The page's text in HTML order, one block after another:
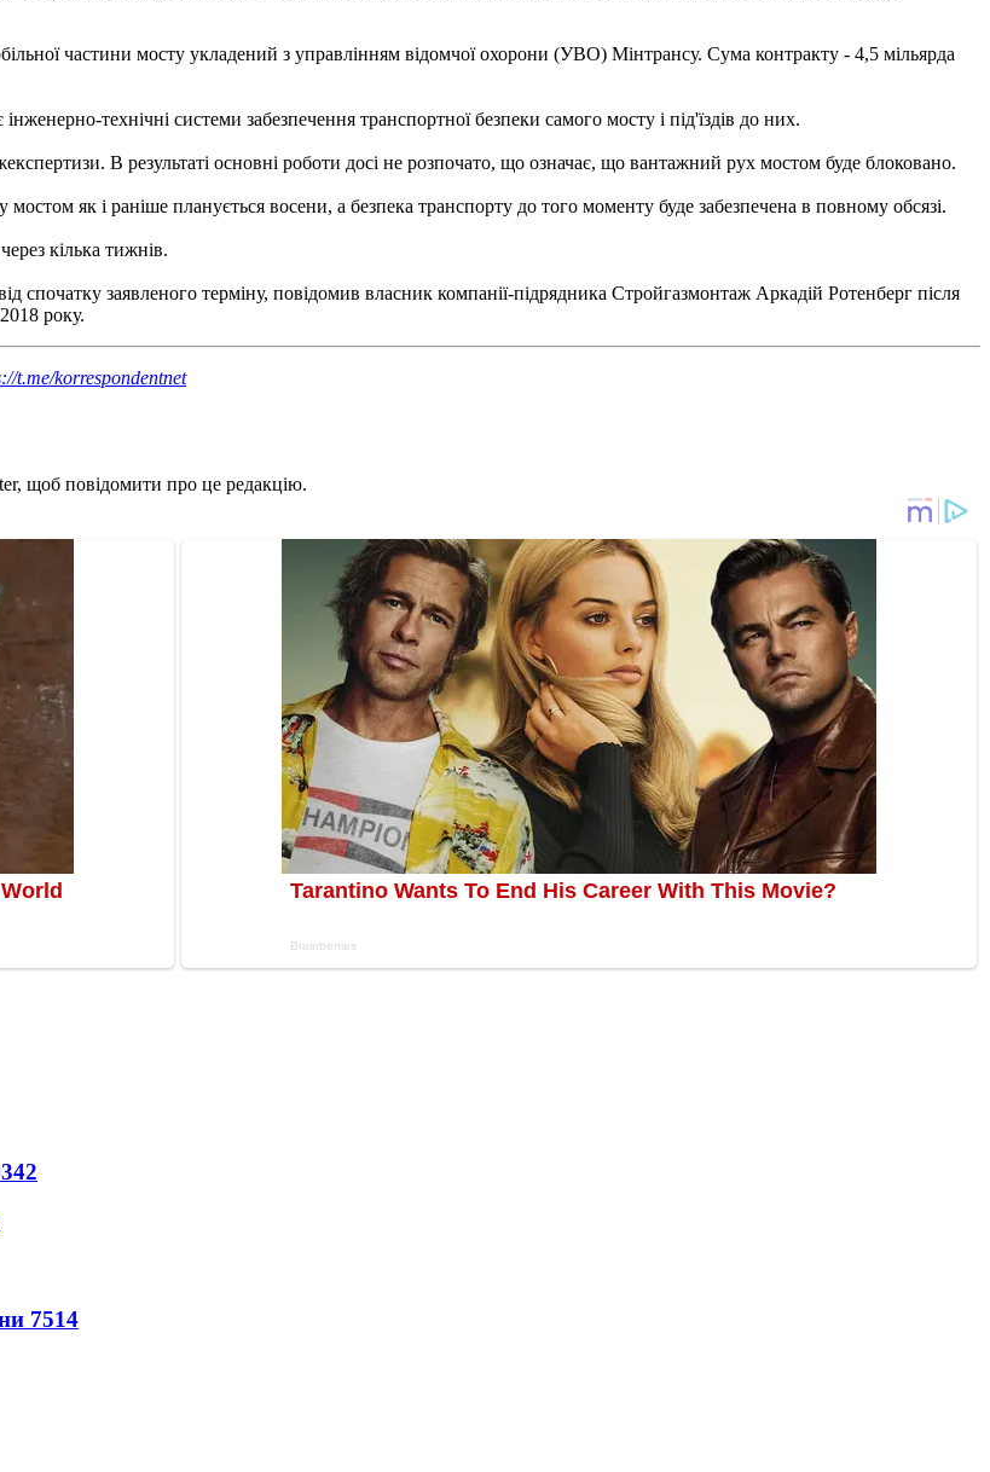
частини мосту укладений з управлінням відомчої охорони (УВО) Мінтрансу. Сума контракту - 4,5 мільярда
технічні системи забезпечення транспортної безпеки самого мосту і під'їздів до них.
В результаті основні роботи досі не розпочато, що означає, що вантажний рух мостом буде блоковано.
як і раніше планується восени, а безпека транспорту до того моменту буде забезпечена в повному обсязі.
кілька тижнів.
спочатку заявленого терміну, повідомив власник компанії-підрядника Стройгазмонтаж Аркадій Ротенберг після
року.
t.me/korrespondentnet
щоб повідомити про це редакцію.
7514